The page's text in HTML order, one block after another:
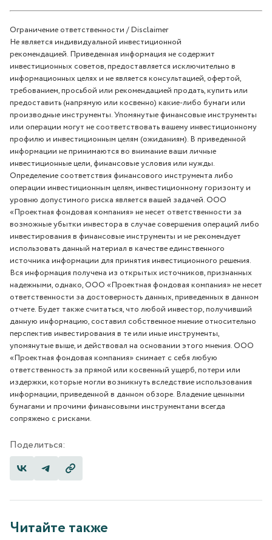
Ограничение ответственности / Disclaimer
Не является индивидуальной инвестиционной
рекомендацией. Приведенная информация не содержит
инвестиционных советов, предоставляется исключительно в
информационных целях и не является консультацией, офертой,
требованием, просьбой или рекомендацией продать, купить или
предоставить (напрямую или косвенно) какие-либо бумаги или
производные инструменты.Упомянутые финансовые инструменты
или операции могут не соответствовать вашему инвестиционному
профилю и инвестиционным целям (ожиданиям). В приведенной
информации не принимаются во внимание ваши личные
инвестиционные цели, финансовые условия или нужды.
Определение соответствия финансового инструмента либо
операции инвестиционным целям, инвестиционному горизонту и
уровню допустимого риска является вашей задачей.ООО
«Проектная фондовая компания» не несет ответственности за
возможные убытки инвестора в случае совершения операций либо
инвестирования в финансовые инструменты и не рекомендует
использовать данный материал в качестве единственного
источника информации для принятия инвестиционного решения.
Вся информация получена из открытых источников, признанных
надежными, однако, ООО «Проектная фондовая компания» не несет
ответственности за достоверность данных, приведенных в данном
отчете. Будет также считаться, что любой инвестор, получивший
данную информацию, составил собственное мнение относительно
перспектив инвестирования в те или иные инструменты,
упомянутые выше, и действовал на основании этого мнения. ООО
«Проектная фондовая компания» снимает с себя любую
ответственность за прямой или косвенный ущерб, потери или
издержки, которые могли возникнуть вследствие использования
информации, приведенной в данном обзоре. Владение ценными
бумагами и прочими финансовыми инструментами всегда
сопряжено с рисками.
Поделиться:
Читайте также